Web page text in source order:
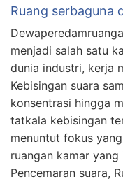
Ruang serbaguna
menjadi salah satu
dunia industri, kerja
Kebisingan suara
konsentrasi hingga
tatkala kebisingan
menuntut fokus
ruangan kamar
Pencemaran suara,